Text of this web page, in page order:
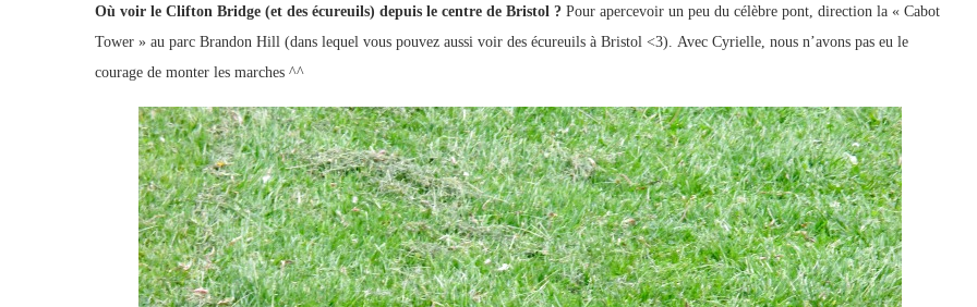
Où voir le Clifton Bridge (et des écureuils) depuis le centre de Bristol ? Pour apercevoir un peu du célèbre pont, direction la « Cabot
Tower » au parc Brandon Hill (dans lequel vous pouvez aussi voir des écureuils à Bristol <3). Avec Cyrielle, nous n’avons pas eu le
courage de monter les marches ^^